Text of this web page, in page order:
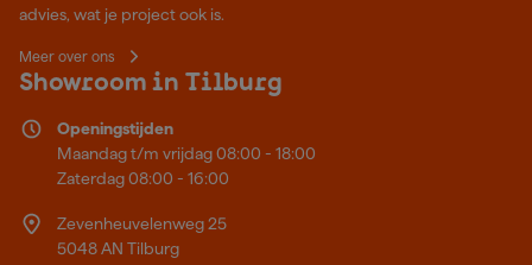
advies, wat je project ook is.
Meer over ons
Showroom in Tilburg
Openingstijden
Maandag t/m vrijdag 08:00 - 18:00
Zaterdag 08:00 - 16:00
Zevenheuvelenweg 25
5048 AN Tilburg